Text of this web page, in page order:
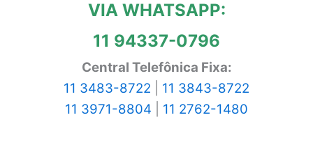
VIA WHATSAPP:
11 94337-0796
Central Telefônica Fixa:
11 3483-8722
11 3843-8722
11 3971-8804
11 2762-1480